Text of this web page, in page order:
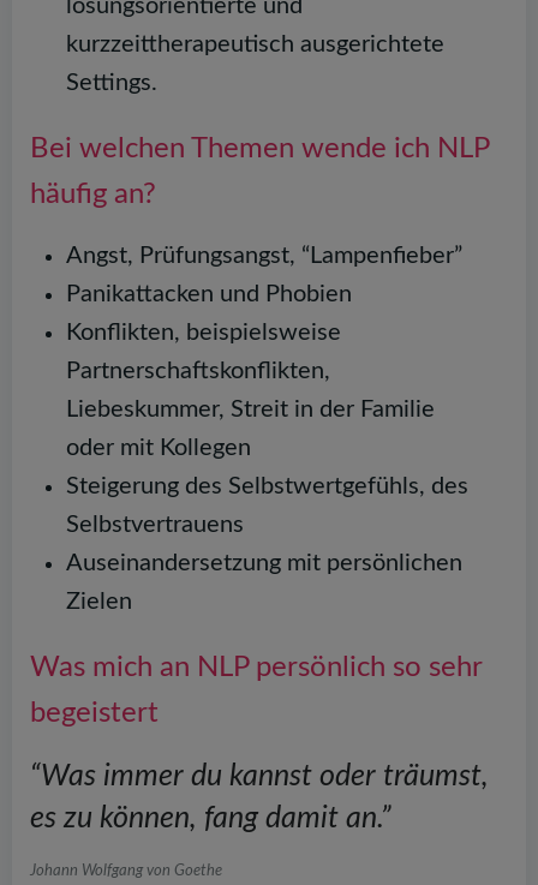
lösungsorientierte und
kurzzeittherapeutisch ausgerichtete
Settings.
Bei welchen Themen wende ich NLP
häufig an?
Angst, Prüfungsangst, “Lampenfieber”
Panikattacken und Phobien
Konflikten, beispielsweise
Partnerschaftskonflikten,
Liebeskummer, Streit in der Familie
oder mit Kollegen
Steigerung des Selbstwertgefühls, des
Selbstvertrauens
Auseinandersetzung mit persönlichen
Zielen
Was mich an NLP persönlich so sehr
begeistert
“Was immer du kannst oder träumst,
es zu können, fang damit an.”
Johann Wolfgang von Goethe